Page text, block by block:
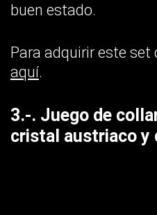
buen estado.
Para adquirir este set
aquí.
3.-. Juego de
cristal austriaco y